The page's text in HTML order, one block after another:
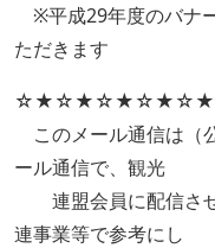
※平成29年度のバナ
ただきます
このメール通信は（
ール通信で、観光
連盟会員に配信させ
連事業等で参考にし